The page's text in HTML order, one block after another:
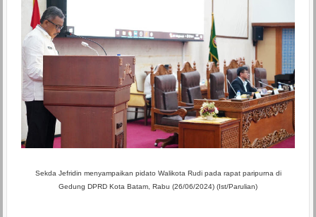
Sekda Jefridin menyampaikan pidato Walikota Rudi pada rapat paripurna di
Gedung DPRD Kota Batam, Rabu (26/06/2024) (Ist/Parulian)